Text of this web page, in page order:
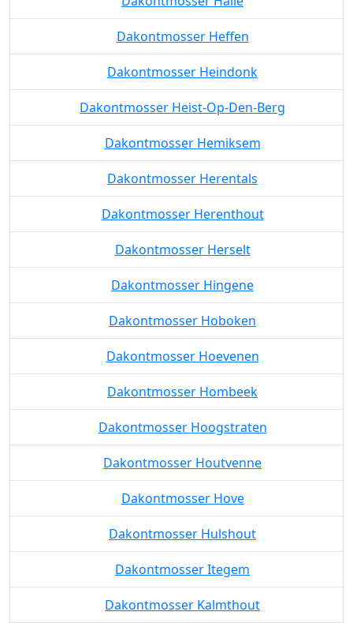
Dakontmosser Heffen
Dakontmosser Heindonk
Dakontmosser Heist-Op-Den-Berg
Dakontmosser Hemiksem
Dakontmosser Herentals
Dakontmosser Herenthout
Dakontmosser Herselt
Dakontmosser Hingene
Dakontmosser Hoboken
Dakontmosser Hoevenen
Dakontmosser Hombeek
Dakontmosser Hoogstraten
Dakontmosser Houtvenne
Dakontmosser Hove
Dakontmosser Hulshout
Dakontmosser Itegem
Dakontmosser Kalmthout